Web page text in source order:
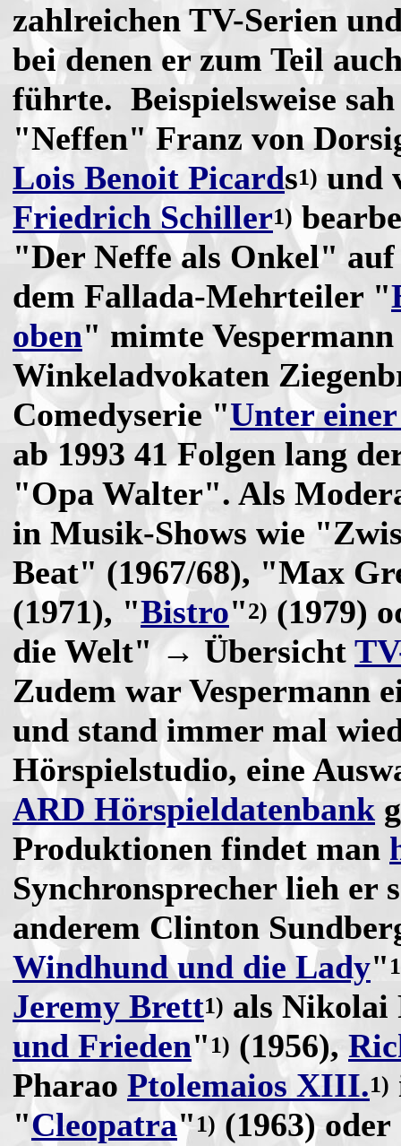
zahlreichen TV-Serien
bei denen er zum Teil
führte. Beispielsweise
"Neffen" Franz von
Lois Benoit Picards1) und
Friedrich Schiller1)
"Der Neffe als Onkel"
dem Fallada-Mehrteiler "
oben" mimte Vespermann
Winkeladvokaten
Comedyserie "Unter
ab 1993 41 Folgen lang
"Opa Walter". Als
in Musik-Shows wie
Beat" (1967/68), "Max
(1971), "Bistro"2) (1979)
die Welt"→ Übersicht
Zudem war Vespermann
und stand immer mal
Hörspielstudio, eine
ARD Hörspieldatenbank
Produktionen findet man
Synchronsprecher lieh er
anderem Clinton
Windhund und die Lady"
Jeremy Brett1) als Nikolai
und Frieden" 1) (1956),
Pharao Ptolemaios XIII.1)
"Cleopatra" 1) (1963) oder